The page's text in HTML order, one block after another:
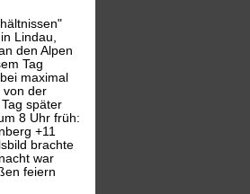
Lindau,
den Alpen
Tag
maximal
von der
später
8 Uhr früh:
+11
brachte
war
feiern